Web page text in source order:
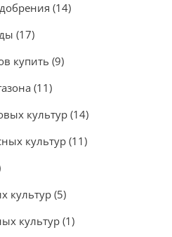
(14)
(17)
купить (9)
(11)
культур (14)
культур (11)
культур (5)
культур (1)